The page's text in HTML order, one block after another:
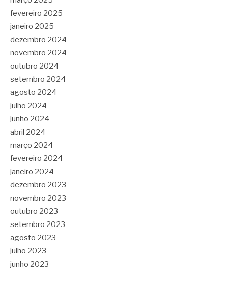
fevereiro 2025
janeiro 2025
dezembro 2024
novembro 2024
outubro 2024
setembro 2024
agosto 2024
julho 2024
junho 2024
abril 2024
março 2024
fevereiro 2024
janeiro 2024
dezembro 2023
novembro 2023
outubro 2023
setembro 2023
agosto 2023
julho 2023
junho 2023